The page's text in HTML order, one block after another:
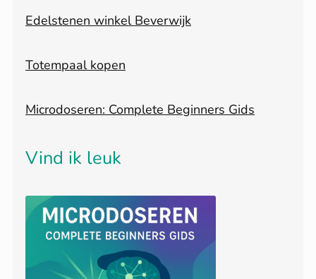
Edelstenen winkel Beverwijk
Totempaal kopen
Microdoseren: Complete Beginners Gids
Vind ik leuk